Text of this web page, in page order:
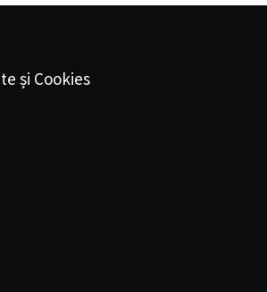
și Cookies